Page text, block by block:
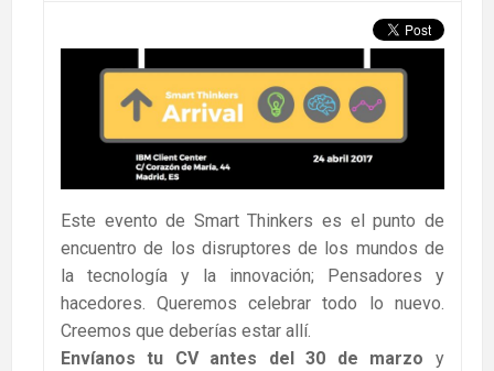
Este evento de Smart Thinkers es el punto de
encuentro de los disruptores de los mundos de
la tecnología y la innovación; Pensadores y
hacedores. Queremos celebrar todo lo nuevo.
Creemos que deberías estar allí.
Envíanos tu CV antes del 30 de marzo y